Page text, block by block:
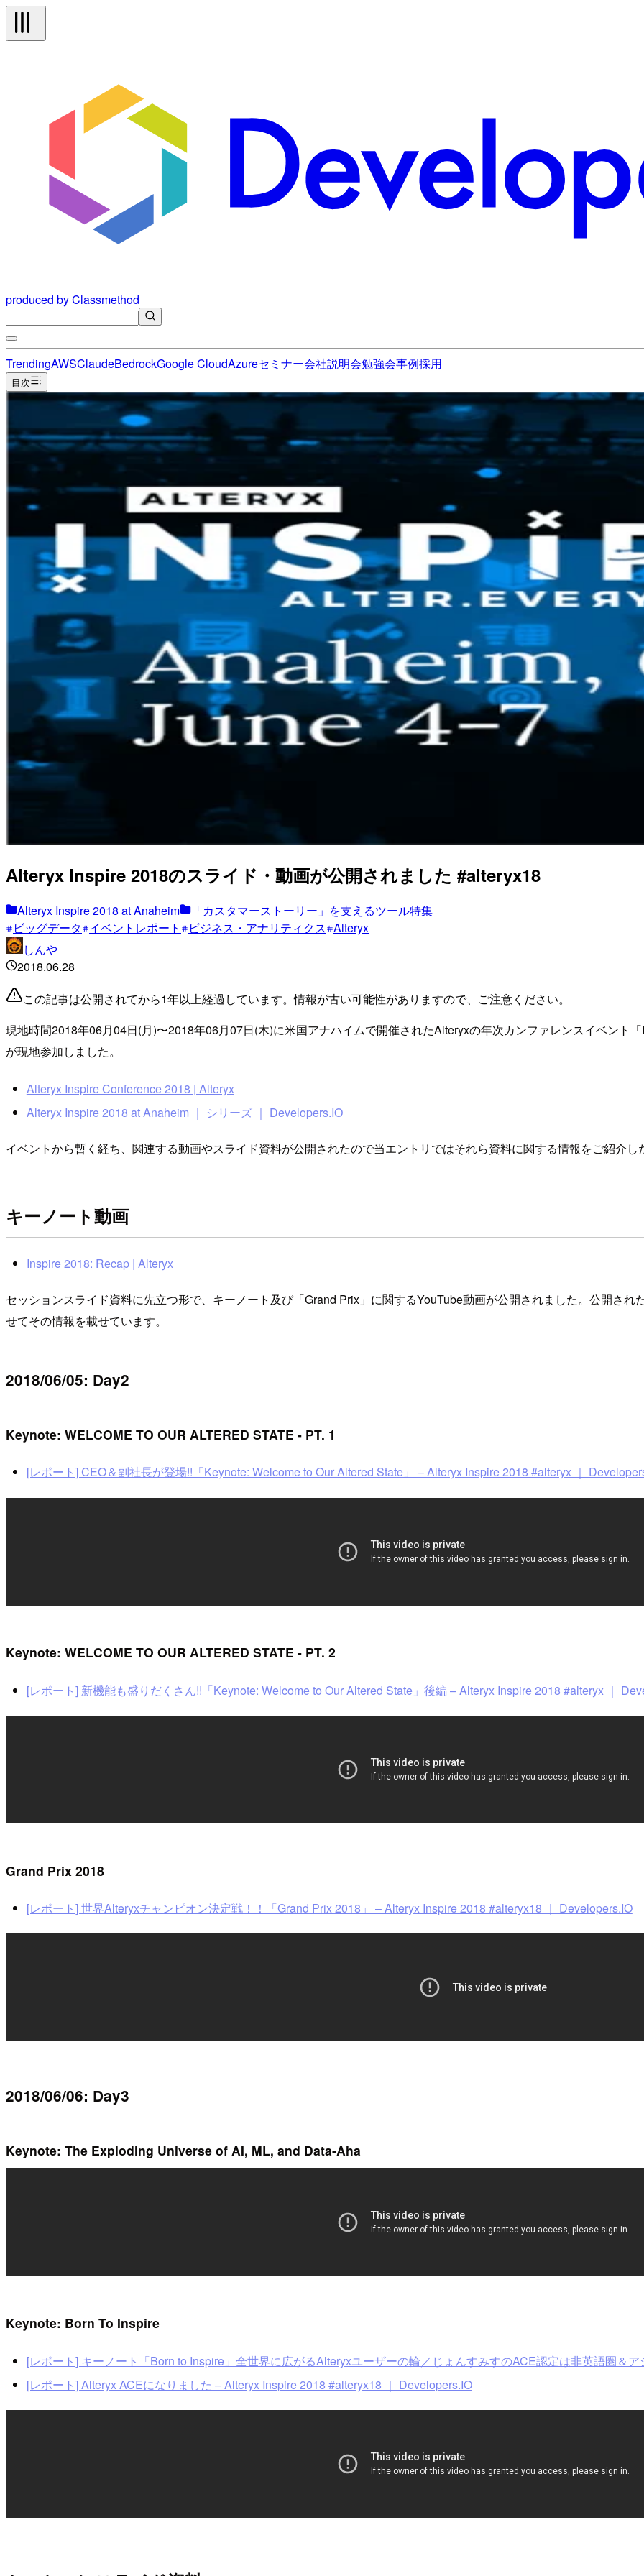
produced by Classmethod
TrendingAWSClaudeBedrockGoogle CloudAzureセミナー会社説明会勉強会事例採用
目次
Alteryx Inspire 2018のスライド・動画が公開されました #alteryx18
Alteryx Inspire 2018 at Anaheim
「カスタマーストーリー」を支えるツール特集
ビッグデータ イベントレポート ビジネス・アナリティクス Alteryx
しんや
2018.06.28
この記事は公開されてから1年以上経過しています。情報が古い可能性がありますので、ご注意ください。
現地時間2018年06月04日(月)〜2018年06月07日(木)に米国アナハイムで開催されたAlteryxの年次カンファレンスイベント
が現地参加しました。
Alteryx Inspire Conference 2018 | Alteryx
Alteryx Inspire 2018 at Anaheim ｜ シリーズ ｜ Developers.IO
イベントから暫く経ち、関連する動画やスライド資料が公開されたので当エントリではそれら資料に関する情報をご紹介し
キーノート動画
Inspire 2018: Recap | Alteryx
セッションスライド資料に先立つ形で、キーノート及び「Grand Prix」に関するYouTube動画が公開されました。公開さ
せてその情報を載せています。
2018/06/05: Day2
Keynote: WELCOME TO OUR ALTERED STATE - PT. 1
[レポート] CEO＆副社長が登場!!「Keynote: Welcome to Our Altered State」 – Alteryx Inspire 2018 #alteryx ｜
Keynote: WELCOME TO OUR ALTERED STATE - PT. 2
[レポート] 新機能も盛りだくさん!!「Keynote: Welcome to Our Altered State」後編 – Alteryx Inspire 2018 #alteryx ｜
Grand Prix 2018
[レポート] 世界Alteryxチャンピオン決定戦！！「Grand Prix 2018」 – Alteryx Inspire 2018 #alteryx18 ｜ Developers.IO
2018/06/06: Day3
Keynote: The Exploding Universe of AI, ML, and Data-Aha
Keynote: Born To Inspire
[レポート] キーノート「Born to Inspire」全世界に広がるAlteryxユーザーの輪／じょんすみすのACE認定は非英語圏＆
[レポート] Alteryx ACEになりました – Alteryx Inspire 2018 #alteryx18 ｜ Developers.IO